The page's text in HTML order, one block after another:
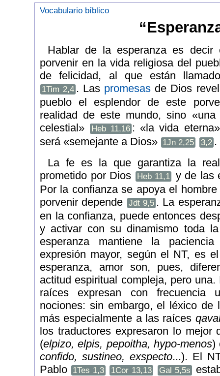
Vocabulario bíblico
Hablar de la esperanza es
porvenir en la vida religiosa del
de felicidad, al que están
1Tim 2,4 . Las promesas de Dios
pueblo el esplendor de este
realidad de este mundo, sino
celestial»
Heb 11,16 : «la vida
será «semejante a Dios» 1Jn 2,25 3,2 .
La fe es la que garantiza la
prometido por Dios
Heb 11,1
y de las
Por la confianza se apoya el
porvenir depende
Jdt 9,5 . La
en la confianza, puede entonces
y activar con su dinamismo toda
esperanza mantiene la
expresión mayor, según el NT, es
esperanza, amor son, pues,
actitud espiritual compleja, pero
raíces expresan con
nociones: sin embargo, el léxico de
más especialmente a las raíces
los traductores expresaron lo mejor
(elpizo, elpis, pepoitha, hypo-menos)
confido, sustineo, exspecto...). El
Pablo
1Tes 1,3 1Cor 13,13 Gal 5,5s